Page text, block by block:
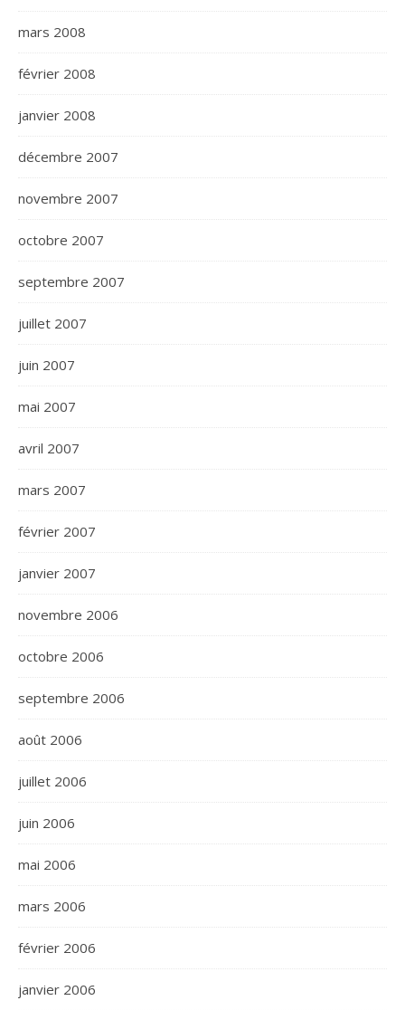
mars 2008
février 2008
janvier 2008
décembre 2007
novembre 2007
octobre 2007
septembre 2007
juillet 2007
juin 2007
mai 2007
avril 2007
mars 2007
février 2007
janvier 2007
novembre 2006
octobre 2006
septembre 2006
août 2006
juillet 2006
juin 2006
mai 2006
mars 2006
février 2006
janvier 2006